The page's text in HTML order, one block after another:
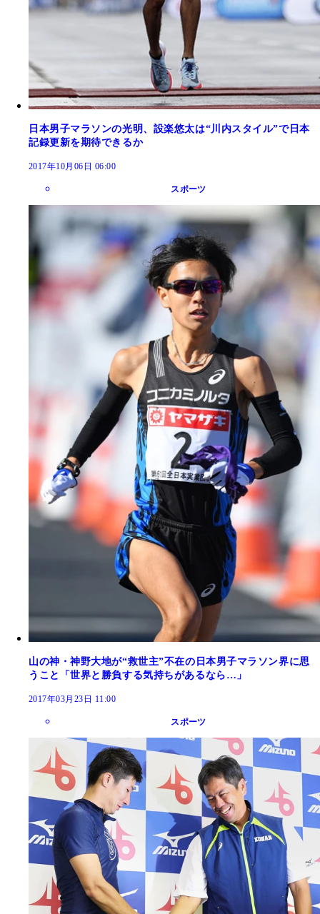
日本男子マラソンの光明、設楽悠太は“川内スタイル”で日本
記録更新を期待できるか
2017年10月06日 06:00
スポーツ
山の神・神野大地が“救世主”不在の日本男子マラソン界に思
うこと「世界と勝負する気持ちがあるなら…」
2017年03月23日 11:00
スポーツ